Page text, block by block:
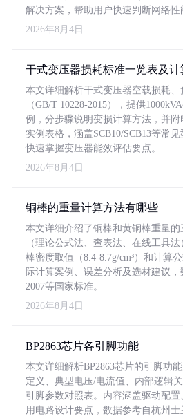
解决方案，帮助用户快速判断网络性
2026年8月4日
干式变压器损耗标准一览表及计
本文详细解析干式变压器空载损耗
（GB/T 10228-2015），提供
例，分步骤说明变损计算方法，并
实例表格，涵盖SCB10/SCB13等常
快速掌握变压器能效评估要点。
2026年8月4日
铜棒的重量计算方法有哪些
本文详细介绍了铜棒和黄铜棒重量
（理论公式法、查表法、在线工具
棒密度取值（8.4-8.7g/cm³）和计算
际计算案例、误差分析及选材建议，
2007等国家标准。
2026年8月4日
BP2863芯片各引脚功能
本文详细解析BP2863芯片的引脚功
定义、典型电压/电流值、内部逻辑
引脚参数对照表。内容涵盖驱动配
用电路设计要点，数据参考自杭州